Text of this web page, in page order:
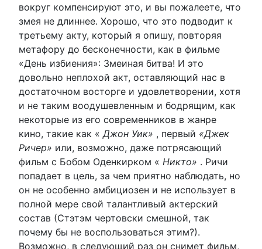
вокруг компенсируют это, и вы пожалеете, что
змея не длиннее. Хорошо, что это подводит к
третьему акту, который я опишу, повторяя
метафору до бесконечности, как в фильме
«День избиения»: Змеиная битва! И это
довольно неплохой акт, оставляющий нас в
достаточном восторге и удовлетворении, хотя
и не таким воодушевленным и бодрящим, как
некоторые из его современников в жанре
кино, такие как «Джон Уик» , первый «Джек
Ричер» или, возможно, даже потрясающий
фильм с Бобом Оденкирком « Никто» . Ричи
попадает в цель, за чем приятно наблюдать, но
он не особенно амбициозен и не использует в
полной мере свой талантливый актерский
состав (Стэтэм чертовски смешной, так
почему бы не воспользоваться этим?).
Возможно, в следующий раз он снимет фильм,